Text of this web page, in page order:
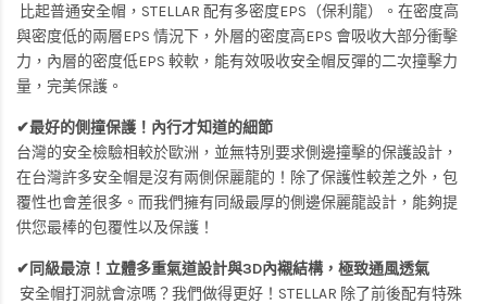
比起普通安全帽，STELLAR 配有多密度EPS（保利龍）。在密度高
與密度低的兩層EPS 情況下，外層的密度高EPS 會吸收大部分衝擊
力，內層的密度低EPS 較軟，能有效吸收安全帽反彈的二次撞擊力
量，完美保護。
✔最好的側撞保護！內行才知道的細節
台灣的安全檢驗相較於歐洲，並無特別要求側邊撞擊的保護設計，
在台灣許多安全帽是沒有兩側保麗龍的！除了保護性較差之外，包
覆性也會差很多。而我們擁有同級最厚的側邊保麗龍設計，能夠提
供您最棒的包覆性以及保護！
✔同級最涼！立體多重氣道設計與3D內襯結構，極致通風透氣
安全帽打洞就會涼嗎？我們做得更好！STELLAR 除了前後配有特殊